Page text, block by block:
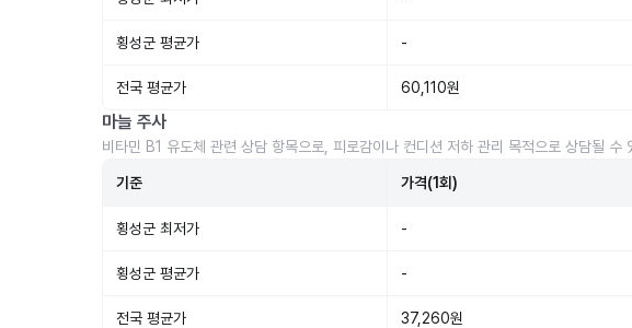
횡성군 평균가 -
전국 평균가 60,110원
마늘 주사
비타민 B1 유도체 관련 상담 항목으로, 피로감이나 컨디션 저하 관리 목적으로 상담될 수
기준 가격(1회)
횡성군 최저가 -
횡성군 평균가 -
전국 평균가 37,260원